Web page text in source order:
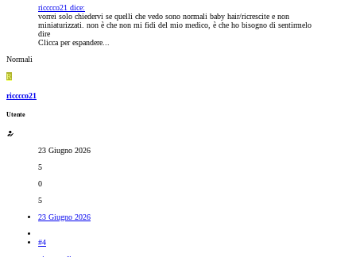
ricccco21 dice:
vorrei solo chiedervi se quelli che vedo sono normali baby hair/ricrescite e non
miniaturizzati. non è che non mi fidi del mio medico, è che ho bisogno di sentirmelo
dire
Clicca per espandere...
Normali
R
ricccco21
Utente
23 Giugno 2026
5
0
5
23 Giugno 2026
#4